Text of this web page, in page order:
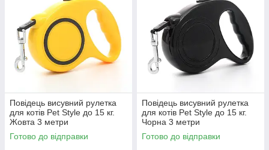
Повідець висувний рулетка
для котів Pet Style до 15 кг.
Жовта 3 метри
Готово до відправки
Повідець висувний рулетка
для котів Pet Style до 15 кг.
Чорна 3 метри
Готово до відправки